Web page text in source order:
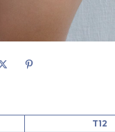
T12